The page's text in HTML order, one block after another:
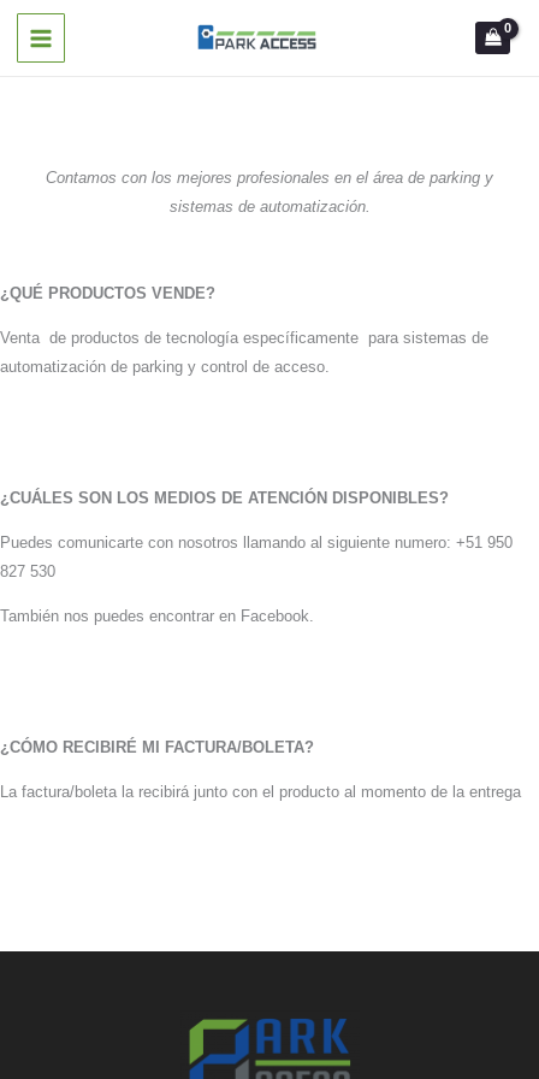
Contamos con los mejores profesionales en el área de parking y
sistemas de automatización.
¿QUÉ PRODUCTOS VENDE?
Venta de productos de tecnología específicamente para sistemas de
automatización de parking y control de acceso.
¿CUÁLES SON LOS MEDIOS DE ATENCIÓN DISPONIBLES?
Puedes comunicarte con nosotros llamando al siguiente numero: +51 950
827 530
También nos puedes encontrar en Facebook.
¿CÓMO RECIBIRÉ MI FACTURA/BOLETA?
La factura/boleta la recibirá junto con el producto al momento de la entrega